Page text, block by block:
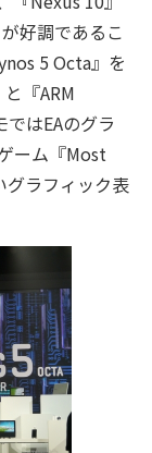
好調であるこ
5 Octa』を
『ARM
はEAのグラ
ーム『Most
ラフィック表